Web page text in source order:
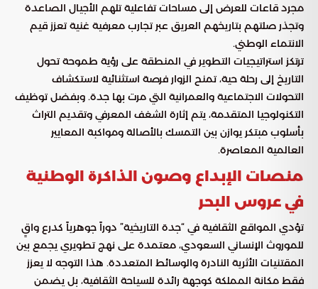
مجرد قاعات للعرض إلى مساحات تفاعلية تلهم الأجيال الصاعدة
وتجذر صلتهم بتاريخهم العريق عبر تجارب معرفية غنية تعزز قيم
الانتماء الوطني.
ترتكز استراتيجيات التطوير في المنطقة على رؤية طموحة تحول
التاريخ إلى رحلة حية، تمنح الزوار فرصة استثنائية لاستكشاف
التحولات الاجتماعية والعمرانية التي مرت بها جدة. وبفضل توظيف
التكنولوجيا المتقدمة، يتم إثارة الشغف المعرفي وتقديم التراث
بأسلوب مبتكر يوازن بين التمسك بالأصالة ومواكبة المعايير
العالمية المعاصرة.
منصات الإبداع وصون الذاكرة الوطنية
في عروس البحر
تؤدي المواقع الثقافية في “جدة التاريخية” دوراً جوهرياً كدرع واقٍ
للموروث الإنساني السعودي، معتمدة على نهج تطويري يجمع بين
المقتنيات الأثرية النادرة والوسائط المتعددة. هذا التوجه لا يعزز
فقط مكانة المملكة كوجهة رائدة للسياحة الثقافية، بل يضمن